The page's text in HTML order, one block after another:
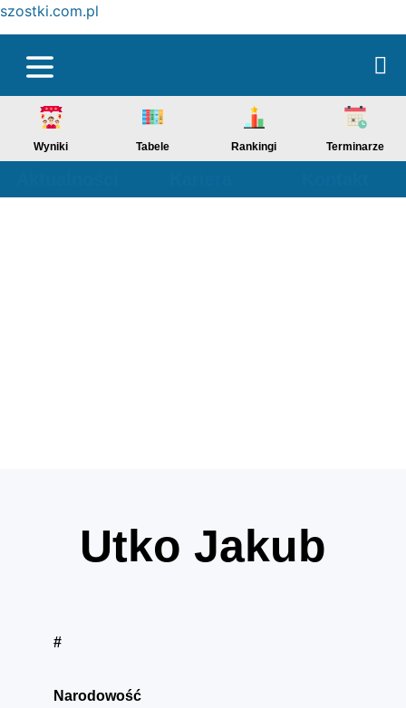
szostki.com.pl
Wyniki Tabele Rankingi Terminarze
Utko Jakub
#
Narodowość